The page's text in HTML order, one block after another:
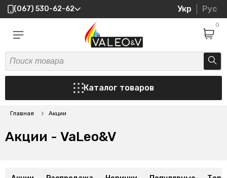
(067) 530-62-62 Укр Рус
0
Каталог товаров
Главная Акции
Акции - VaLeo&V